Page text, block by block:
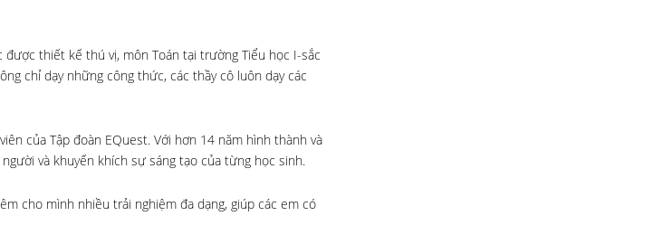
thiết kế thú vị, môn Toán tại trường Tiểu học I-sắc
chỉ dạy những công thức, các thầy cô luôn dạy các
của Tập đoàn EQuest. Với hơn 14 năm hình thành và
và khuyến khích sự sáng tạo của từng học sinh.
cho mình nhiều trải nghiệm đa dạng, giúp các em có